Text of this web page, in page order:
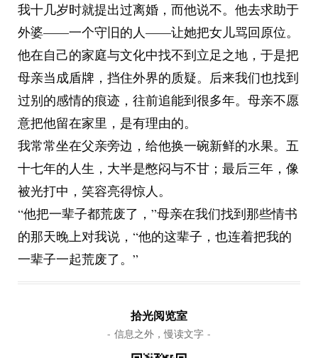
我十几岁时就提出过离婚，而他说不。他去求助于
外婆——一个守旧的人——让她把女儿骂回原位。
他在自己的家庭与文化中找不到立足之地，于是把
母亲当成盾牌，挡住外界的质疑。后来我们也找到
过别的感情的痕迹，往前追能到很多年。母亲不愿
意把他留在家里，是有理由的。
我常常坐在父亲旁边，给他换一碗新鲜的水果。五
十七年的人生，大半是憋闷与不甘；最后三年，像
被光打中，笑容亮得惊人。
“他把一辈子都荒废了，”母亲在我们找到那些情书
的那天晚上对我说，“他的这辈子，也连着把我的
一辈子一起荒废了。”
拾光阅览室
- 信息之外，慢读文字 -